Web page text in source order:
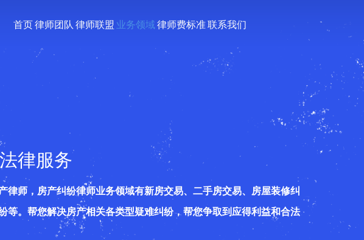
首页律师团队 律师联盟 业务领域 律师费标准联系我们
律服务
律师，房产纠纷律师业务领域有新房交易、二手房交易、房屋装修纠
等。帮您解决房产相关各类型疑难纠纷，帮您争取到应得利益和合法